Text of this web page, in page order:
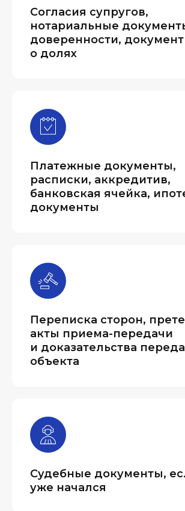
Согласия супругов,
нотариальные
доверенности,
о долях
Платежные документы,
расписки, аккредитив,
банковская ячейка,
документы
Переписка сторон,
акты приема-передачи
и доказательства
объекта
Судебные документы,
уже начался